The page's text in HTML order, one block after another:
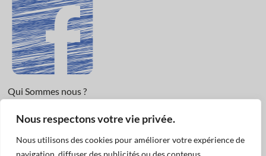
Nous respectons votre vie privée.
Nous utilisons des cookies pour améliorer votre expérience de
navigation, diffuser des publicités ou des contenus
Qui Sommes nous ?
Informations légales et Protection des données.
Nous Contacter